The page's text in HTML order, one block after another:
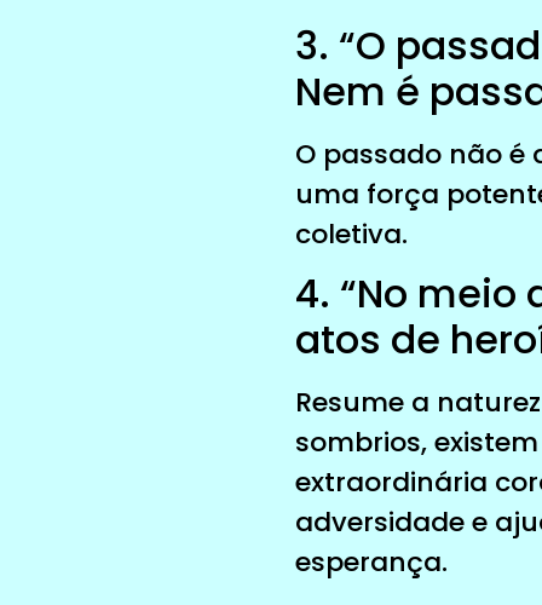
3. “O
Nem é
O passado não
uma força
coletiva.
4. “No
atos de
Resume a
sombrios,
extraordinária
adversidade e
esperança.